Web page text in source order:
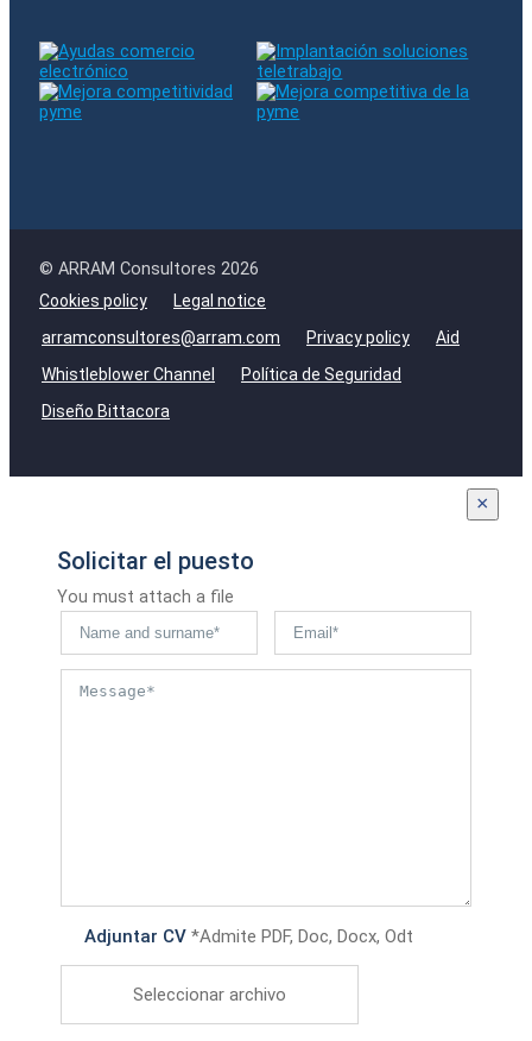
© ARRAM Consultores 2026
Cookies policy
Legal notice
arramconsultores@arram.com
Privacy policy
Aid
Whistleblower Channel
Política de Seguridad
Diseño Bittacora
×
Solicitar el puesto
You must attach a file
Adjuntar CV *Admite PDF, Doc, Docx, Odt
Seleccionar archivo